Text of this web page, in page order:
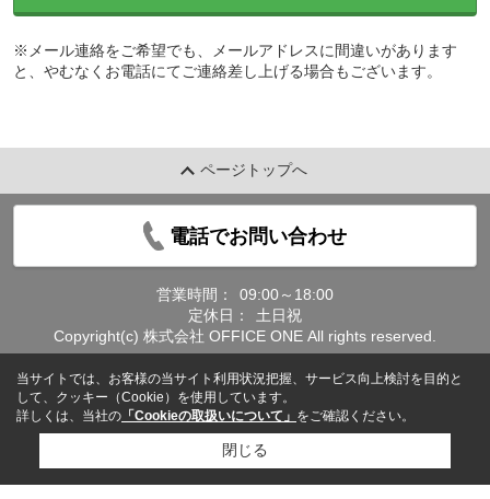
※メール連絡をご希望でも、メールアドレスに間違いがあります
と、やむなくお電話にてご連絡差し上げる場合もございます。
ページトップへ
電話でお問い合わせ
営業時間：
09:00～18:00
定休日：
土日祝
Copyright(c) 株式会社 OFFICE ONE All rights reserved.
当サイトでは、お客様の当サイト利用状況把握、サービス向上検討を目的と
して、クッキー（Cookie）を使用しています。
詳しくは、当社の 「Cookieの取扱いについて」 をご確認ください。
閉じる